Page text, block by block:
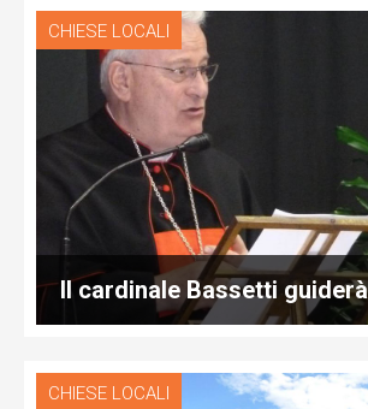
CHIESE LOCALI
Il cardinale Bassetti
CHIESE LOCALI